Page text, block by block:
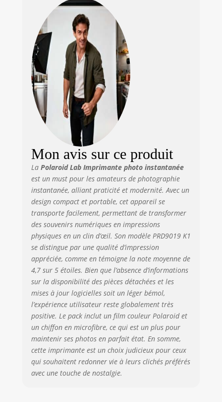
Comprend un lot
de film et un
chiffon en
microfibre
TheImagingWorld
Mon avis sur ce produit
La Polaroid Lab Imprimante photo instantanée
est un must pour les amateurs de photographie
instantanée, alliant praticité et modernité. Avec un
design compact et portable, cet appareil se
transporte facilement, permettant de transformer
des souvenirs numériques en impressions
physiques en un clin d’œil. Son modèle PRD9019 K1
se distingue par une qualité d’impression
appréciée, comme en témoigne la note moyenne de
4,7 sur 5 étoiles. Bien que l’absence d’informations
sur la disponibilité des pièces détachées et les
mises à jour logicielles soit un léger bémol,
l’expérience utilisateur reste globalement très
positive. Le pack inclut un film couleur Polaroid et
un chiffon en microfibre, ce qui est un plus pour
maintenir ses photos en parfait état. En somme,
cette imprimante est un choix judicieux pour ceux
qui souhaitent redonner vie à leurs clichés préférés
avec une touche de nostalgie.